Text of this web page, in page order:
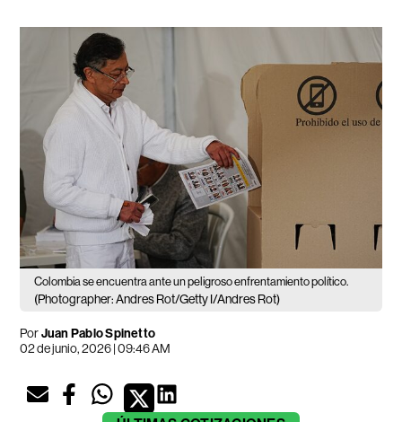
Colombia se encuentra ante un peligroso enfrentamiento político.
(Photographer: Andres Rot/Getty I/Andres Rot)
PorJuan Pablo Spinetto
02 de junio, 2026 | 09:46 AM